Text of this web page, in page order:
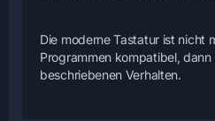
Die moderne Tastatur ist nicht
Programmen kompatibel,
beschriebenen Verhalten.